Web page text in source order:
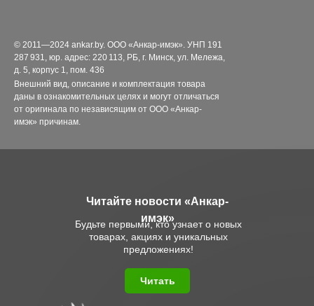
Читайте новости «Анкар-
имэк»
Будьте первыми, кто узнает о новых
товарах, акциях и уникальных
предложениях!
Читать
© 2011—2024 ankar.by. ООО «Анкар-имэк». УНП 191
287 931, юр. адрес: 220 113, РБ, г. Минск, ул. Мележа,
д. 5, корпус 1, пом. 436
Внешний вид, описание и комплектация товара
даны в ознакомительных целях и могут отличаться
от оригинала по независящим от ООО «Анкар-
имэк» причинам.